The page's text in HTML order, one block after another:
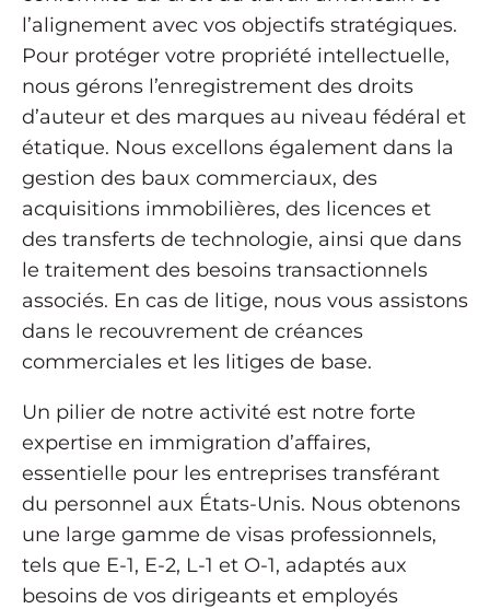
l’alignement avec vos objectifs stratégiques.
Pour protéger votre propriété intellectuelle,
nous gérons l’enregistrement des droits
d’auteur et des marques au niveau fédéral et
étatique. Nous excellons également dans la
gestion des baux commerciaux, des
acquisitions immobilières, des licences et
des transferts de technologie, ainsi que dans
le traitement des besoins transactionnels
associés. En cas de litige, nous vous assistons
dans le recouvrement de créances
commerciales et les litiges de base.
Un pilier de notre activité est notre forte
expertise en immigration d’affaires,
essentielle pour les entreprises transférant
du personnel aux États-Unis. Nous obtenons
une large gamme de visas professionnels,
tels que E-1, E-2, L-1 et O-1, adaptés aux
besoins de vos dirigeants et employés